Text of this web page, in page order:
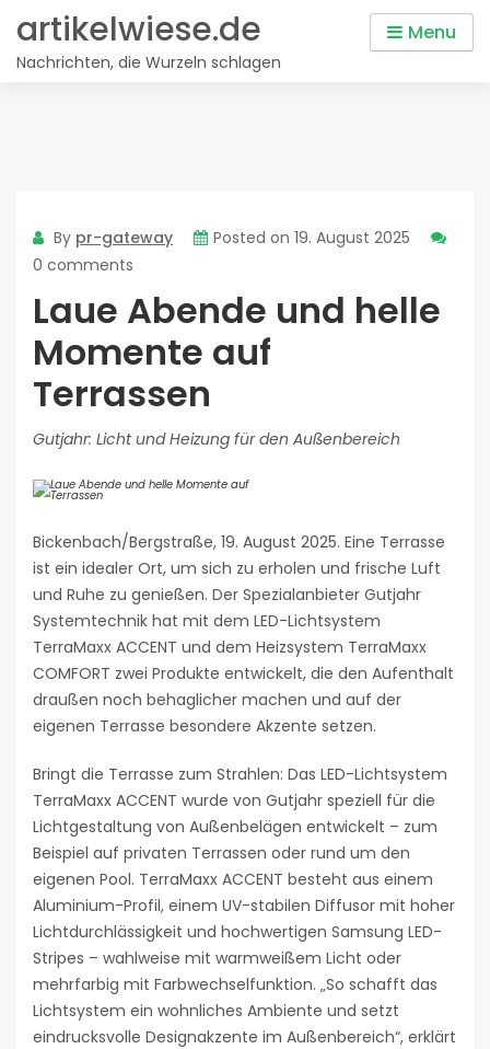
content
artikelwiese.de
Nachrichten, die Wurzeln schlagen
Menu
By pr-gateway Posted on 19. August 2025
0 comments
Laue Abende und helle
Momente auf
Terrassen
Gutjahr: Licht und Heizung für den Außenbereich
Bickenbach/Bergstraße, 19. August 2025. Eine Terrasse
ist ein idealer Ort, um sich zu erholen und frische Luft
und Ruhe zu genießen. Der Spezialanbieter Gutjahr
Systemtechnik hat mit dem LED-Lichtsystem
TerraMaxx ACCENT und dem Heizsystem TerraMaxx
COMFORT zwei Produkte entwickelt, die den Aufenthalt
draußen noch behaglicher machen und auf der
eigenen Terrasse besondere Akzente setzen.
Bringt die Terrasse zum Strahlen: Das LED-Lichtsystem
TerraMaxx ACCENT wurde von Gutjahr speziell für die
Lichtgestaltung von Außenbelägen entwickelt – zum
Beispiel auf privaten Terrassen oder rund um den
eigenen Pool. TerraMaxx ACCENT besteht aus einem
Aluminium-Profil, einem UV-stabilen Diffusor mit hoher
Lichtdurchlässigkeit und hochwertigen Samsung LED-
Stripes – wahlweise mit warmweißem Licht oder
mehrfarbig mit Farbwechselfunktion. „So schafft das
Lichtsystem ein wohnliches Ambiente und setzt
eindrucksvolle Designakzente im Außenbereich“, erklärt